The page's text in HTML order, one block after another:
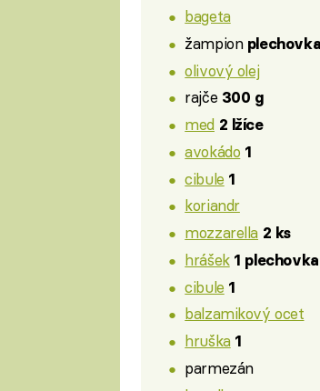
bageta
žampion plechovka
olivový olej
rajče 300 g
med 2 lžíce
avokádo 1
cibule 1
koriandr
mozzarella 2 ks
hrášek 1 plechovka
cibule 1
balzamikový ocet
hruška 1
parmezán